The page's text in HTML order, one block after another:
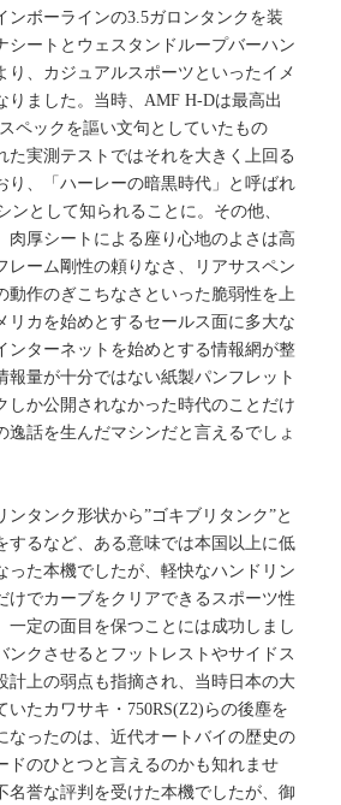
ンボーラインの3.5ガロンタンクを装
シートとウェスタンドループバーハン
り、カジュアルスポーツといったイメ
りました。当時、AMF H-Dは最高出
ペックを謳い文句としていたもの
た実測テストではそれを大きく上回る
り、「ハーレーの暗黒時代」と呼ばれ
ンとして知られることに。その他、
肉厚シートによる座り心地のよさは高
レーム剛性の頼りなさ、リアサスペン
動作のぎこちなさといった脆弱性を上
リカを始めとするセールス面に多大な
ンターネットを始めとする情報網が整
報量が十分ではない紙製パンフレット
しか公開されなかった時代のことだけ
逸話を生んだマシンだと言えるでしょ
ンタンク形状から”ゴキブリタンク”と
するなど、ある意味では本国以上に低
った本機でしたが、軽快なハンドリン
けでカーブをクリアできるスポーツ性
一定の面目を保つことには成功しまし
ンクさせるとフットレストやサイドス
計上の弱点も指摘され、当時日本の大
いたカワサキ・750RS(Z2)らの後塵を
なったのは、近代オートバイの歴史の
ドのひとつと言えるのかも知れませ
名誉な評判を受けた本機でしたが、御